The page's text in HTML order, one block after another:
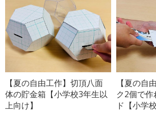
【夏の自由工作】切頂八面
体の貯金箱【小学校3年生以
上向け】
【夏の自
ク2個で
ド【小学